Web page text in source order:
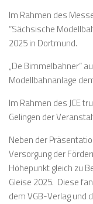
Im Rahmen des
“Sächsische
2025 in Dortmund.
„De Bimmelbahner“
Modellbahnanlage
Im Rahmen des JCE
Gelingen der
Neben der
Versorgung der
Höhepunkt gleich zu
Gleise 2025. Diese
dem VGB-Verlag und